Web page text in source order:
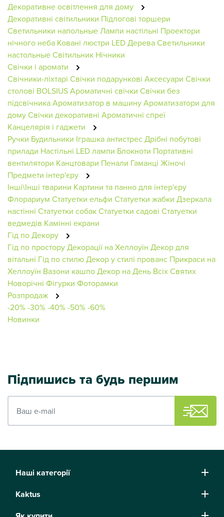
Декоративне освітлення для дому
Декоративні світильники Підлогові торшери
Светильники напольныеЛампи настільні Проектори
нічного неба Ковані люстри LED ДереваСветильники
настольныеСвітильник Нічники
Свічки і аромати
Свічники-ліхтарі Свічки подарункові Аксесуари Свічки
столові BOLSIUSАроматичні свічки Свічки без
підсвічникаАроматизатор в машинуАроматизатори для
домуСвічки декоративні Ароматичні спреї
Канцелярія і гаджети
Ручки Будильники Іграшка антистресДрібні побутові
прилади Настільні LED лампи Блокноти Портативні
вентилятори Канцтовари Пенали Гаманці Жіночі
Предмети інтер'єру
Інші\Інші тварини Картини та панно для інтер'єру
Флорариум Статуетки ельфи Статуетки жабки Дзеркала
настінні Статуетки собакСтатуетки садові Статуетки
ведмедів Камінні екрани
Гід по Декору
Гід по просторуДекорації на Хеллоуїн Декор для
вітальні Гід по стилюДекор у стилі прованс Прикраси на
Хеллоуїн Вазони кашпоДекор на День Всіх Святих
Новорічні Фігурки Фоторамки
Розпродаж
-20%-30%-40%-50%-60%
Новинки
Підпишись та будь першим
Наші категорії
Kaktus